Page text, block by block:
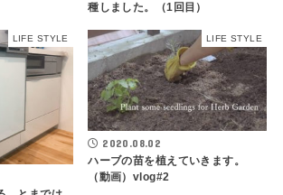
種しました。（1回目）
LIFE STYLE LIFE STYLE
2020.08.02
ハーブの苗を植えていきます。
（動画）vlog#2